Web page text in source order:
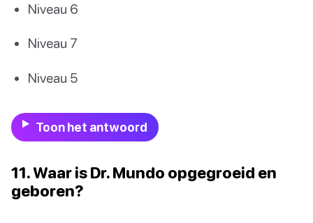
Niveau 6
Niveau 7
Niveau 5
Toon het antwoord
11. Waar is Dr. Mundo opgegroeid en
geboren?